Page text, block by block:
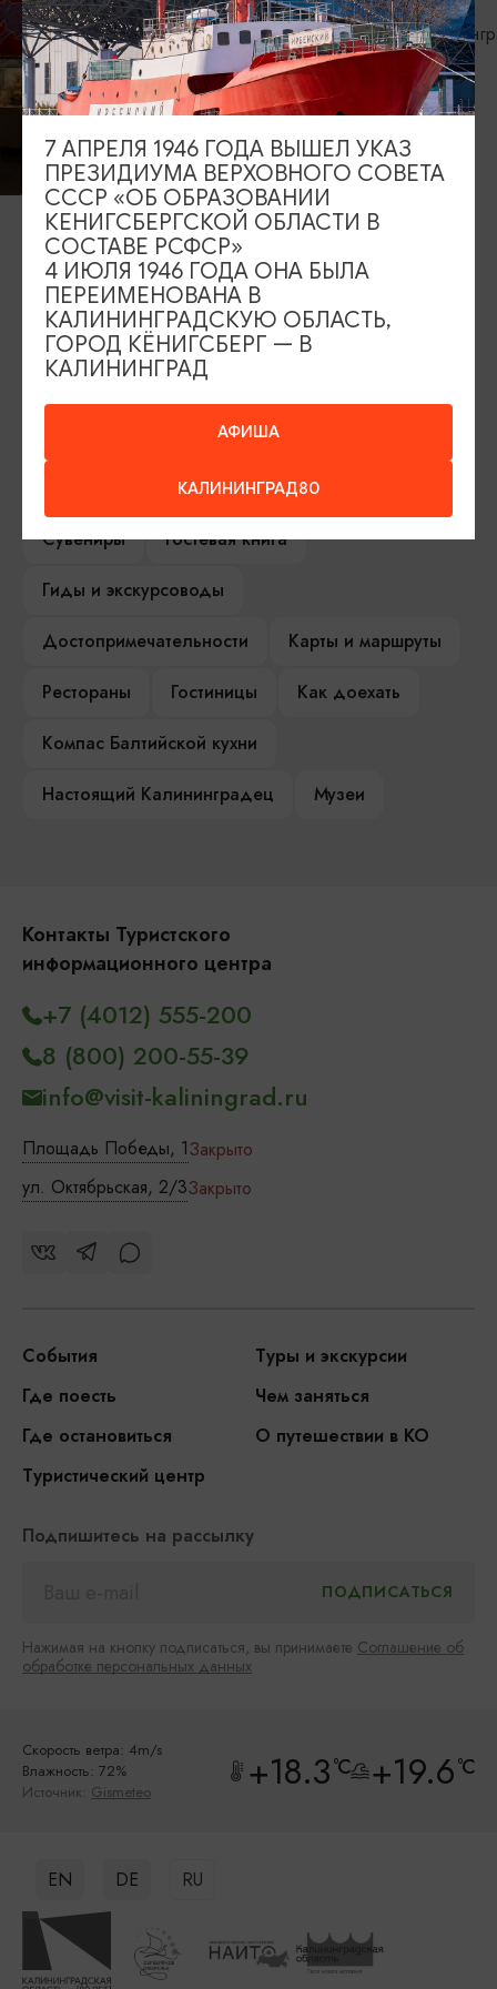
КУЛЬТУРНЫЙ ДОСУГ
Музей Советской эпохи
Зеленоградск,
Калининград,
ИЩИТЕ ТАКЖЕ НА НАШЕМ САЙТЕ
Серебряное ожерелье
Электронная виза
Туры и экскурсии
Афиша мероприятий
Сувениры
Гостевая книга
Гиды и экскурсоводы
Достопримечательности
Карты и маршруты
Рестораны
Гостиницы
Как доехать
Компас Балтийской кухни
Настоящий Калининградец
Музеи
Контакты Туристского
информационного центра
Площадь Победы, 1Закрыто
ул. Октябрьская, 2/3Закрыто
+7 (4012) 555-200
8 (800) 200-55-39
info@visit-kaliningrad.ru
События
Туры и экскурсии
Где поесть
Чем заняться
Где остановиться
О путешествии в КО
Туристический центр
Подпишитесь на рассылку
Нажимая на кнопку подписаться, вы принимаете Соглашение об
обработке персональных данных
Скорость ветра: 4m/s
Влажность: 72%
Источник: Gismeteo +18.3°C +19.6°C
EN DE RU
АФИША
КАЛИНИНГРАД80
7 АПРЕЛЯ 1946 ГОДА ВЫШЕЛ УКАЗ
ПРЕЗИДИУМА ВЕРХОВНОГО СОВЕТА
СССР «ОБ ОБРАЗОВАНИИ
КЕНИГСБЕРГСКОЙ ОБЛАСТИ В
СОСТАВЕ РСФСР»
4 ИЮЛЯ 1946 ГОДА ОНА БЫЛА
ПЕРЕИМЕНОВАНА В
КАЛИНИНГРАДСКУЮ ОБЛАСТЬ,
ГОРОД КЁНИГСБЕРГ — В
КАЛИНИНГРАД